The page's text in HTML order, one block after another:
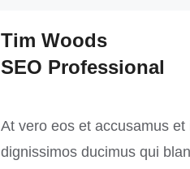
Tim Woods
SEO Professional
At vero eos et accusamus et
dignissimos ducimus qui